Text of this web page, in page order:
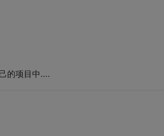
的项目中....